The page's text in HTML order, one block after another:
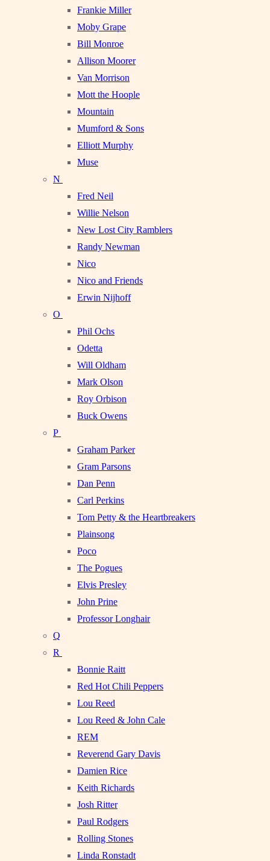
Frankie Miller
Moby Grape
Bill Monroe
Allison Moorer
Van Morrison
Mott the Hoople
Mountain
Mumford & Sons
Elliott Murphy
Muse
N
Fred Neil
Willie Nelson
New Lost City Ramblers
Randy Newman
Nico
Nico and Friends
Erwin Nijhoff
O
Phil Ochs
Odetta
Will Oldham
Mark Olson
Roy Orbison
Buck Owens
P
Graham Parker
Gram Parsons
Dan Penn
Carl Perkins
Tom Petty & the Heartbreakers
Plainsong
Poco
The Pogues
Elvis Presley
John Prine
Professor Longhair
Q
R
Bonnie Raitt
Red Hot Chili Peppers
Lou Reed
Lou Reed & John Cale
REM
Reverend Gary Davis
Damien Rice
Keith Richards
Josh Ritter
Paul Rodgers
Rolling Stones
Linda Ronstadt